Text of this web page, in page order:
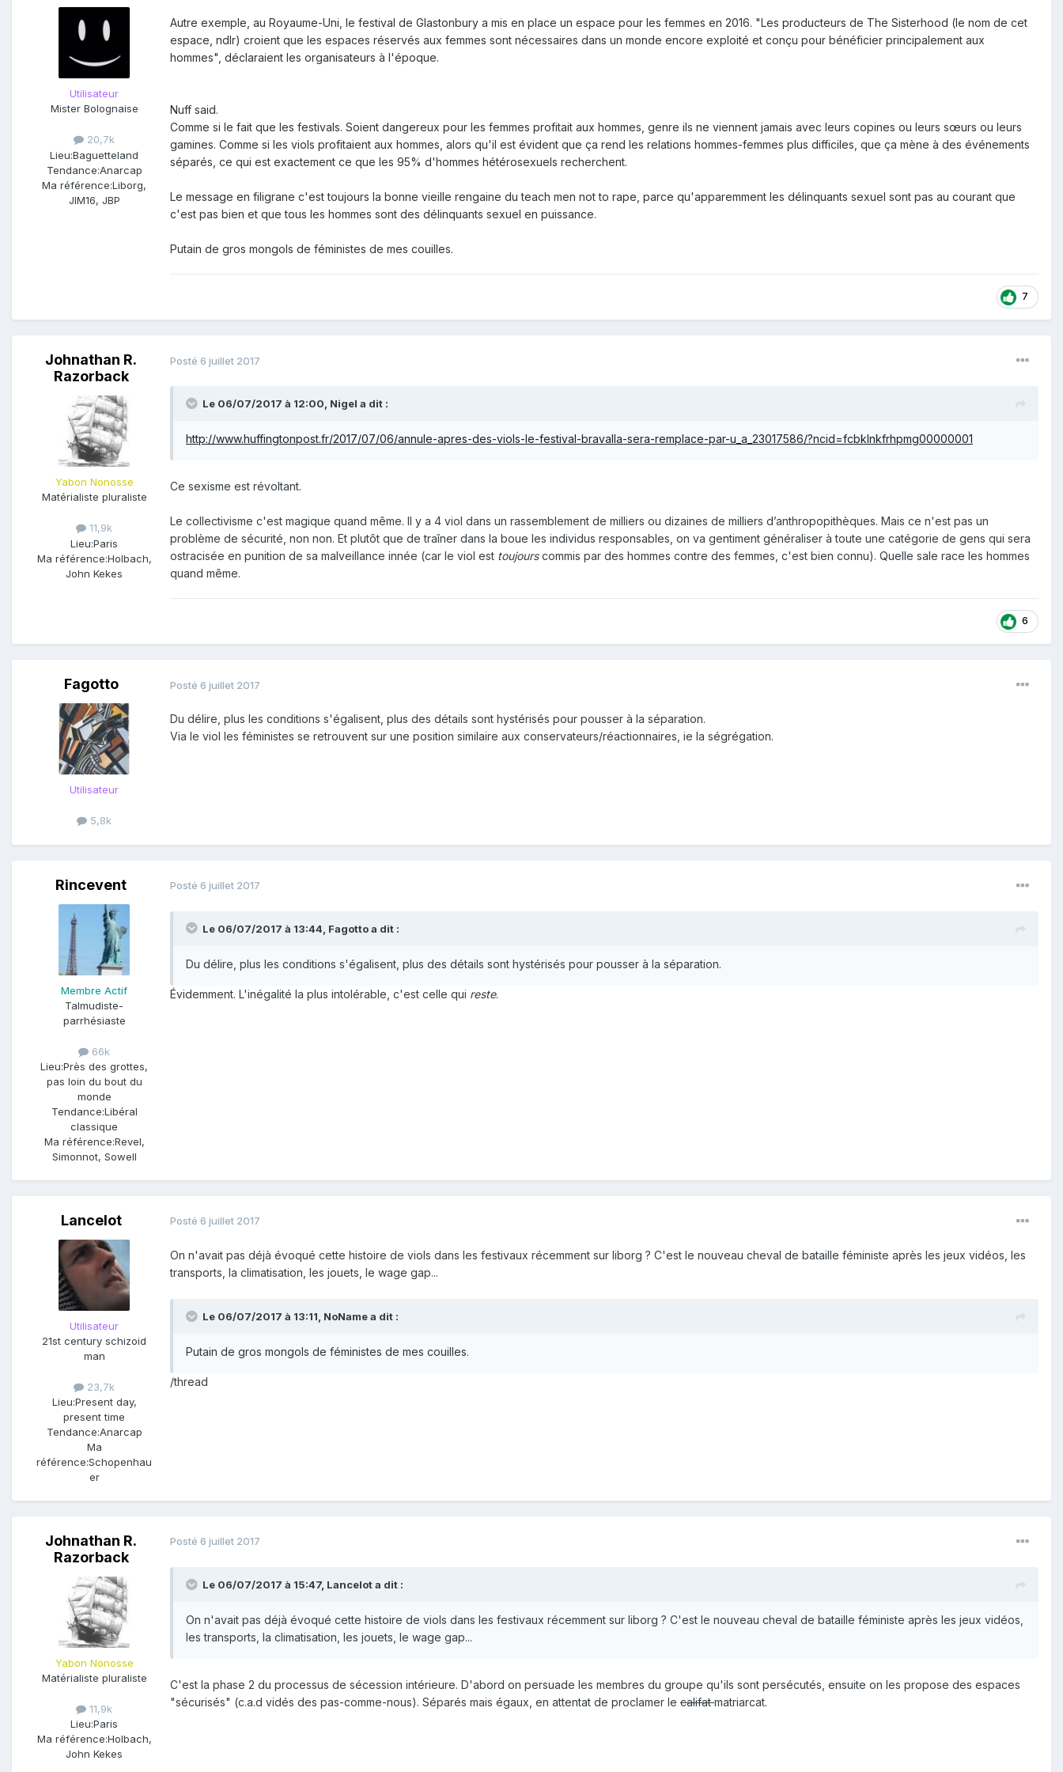
L'actrice a ensuite précisé sur Instagram qu'elle avait assez de soutien pour mettre en place sa proposition de festival non-mixte en 2018. Elle explique: "Le
premier festival de rock sans homme de Suède verra le jour l'été prochain. Dans les jours à venir, je rassemblerai un groupe solide d'organisateurs talentueux
Comme le rappelle le site d'information
festivals de musique britanniques ont organisé un "blackout" de leurs sites internet respectifs pendant 24 heures. Les internautes tombaient alors sur un
message, "#saferspacesatfestivals" ("des espaces plus sûrs dans les festivals"), un mot-clé de soutien à une campagne de sensibilisation à cette
problématique.
cet espace, ndlr) croient que les espaces réservés aux femmes sont nécessaires dans un monde encore exploité et conçu pour bénéficier principalement aux
hommes", déclaraient les organisateurs à l'époque.
controverse sur son traitement des artistes transgenres.
Utilisateur
Mister Bolognaise
20,7k
Lieu:Baguetteland
Tendance:Anarcap
Ma référence:Liborg,
JIM16, JBP
Autre exemple, au Royaume-Uni, le festival de Glastonbury a mis en place un espace pour les femmes en 2016. "Les producteurs de The Sisterhood (le nom de cet
espace, ndlr) croient que les espaces réservés aux femmes sont nécessaires dans un monde encore exploité et conçu pour bénéficier principalement aux
hommes", déclaraient les organisateurs à l'époque.
Nuff said.
Comme si le fait que les festivals. Soient dangereux pour les femmes profitait aux hommes, genre ils ne viennent jamais avec leurs copines ou leurs sœurs ou leurs
gamines. Comme si les viols profitaient aux hommes, alors qu'il est évident que ça rend les relations hommes-femmes plus difficiles, que ça mène à des événements
séparés, ce qui est exactement ce que les 95% d'hommes hétérosexuels recherchent.
Le message en filigrane c'est toujours la bonne vieille rengaine du teach men not to rape, parce qu'apparemment les délinquants sexuel sont pas au courant que
c'est pas bien et que tous les hommes sont des délinquants sexuel en puissance.
Putain de gros mongols de féministes de mes couilles.
7
Johnathan R.
Razorback
Yabon Nonosse
Matérialiste pluraliste
11,9k
Lieu:Paris
Ma référence:Holbach,
John Kekes
Posté 6 juillet 2017
Le 06/07/2017 à 12:00, Nigel a dit :
http://www.huffingtonpost.fr/2017/07/06/annule-apres-des-viols-le-festival-bravalla-sera-remplace-par-u_a_23017586/?ncid=fcbklnkfrhpmg00000001
Ce sexisme est révoltant.
Le collectivisme c'est magique quand même. Il y a 4 viol dans un rassemblement de milliers ou dizaines de milliers d’anthropopithèques. Mais ce n'est pas un
problème de sécurité, non non. Et plutôt que de traîner dans la boue les individus responsables, on va gentiment généraliser à toute une catégorie de gens qui sera
ostracisée en punition de sa malveillance innée (car le viol est toujourscommis par des hommes contre des femmes, c'est bien connu). Quelle sale race les hommes
quand même.
6
Fagotto
Utilisateur
5,8k
Posté 6 juillet 2017
Du délire, plus les conditions s'égalisent, plus des détails sont hystérisés pour pousser à la séparation.
Via le viol les féministes se retrouvent sur une position similaire aux conservateurs/réactionnaires, ie la ségrégation.
Rincevent
Membre Actif
Talmudiste-
parrhésiaste
66k
Lieu:Près des grottes,
pas loin du bout du
monde
Tendance:Libéral
classique
Ma référence:Revel,
Simonnot, Sowell
Posté 6 juillet 2017
Le 06/07/2017 à 13:44, Fagottoa dit :
Du délire, plus les conditions s'égalisent, plus des détails sont hystérisés pour pousser à la séparation.
Évidemment. L'inégalité la plus intolérable, c'est celle qui reste.
Lancelot
Utilisateur
21st century schizoid
man
23,7k
Lieu:Present day,
present time
Tendance:Anarcap
Ma
référence:Schopenhau
er
Posté 6 juillet 2017
On n'avait pas déjà évoqué cette histoire de viols dans les festivaux récemment sur liborg ? C'est le nouveau cheval de bataille féministe après les jeux vidéos, les
transports, la climatisation, les jouets, le wage gap...
Le 06/07/2017 à 13:11, NoNamea dit :
Putain de gros mongols de féministes de mes couilles.
/thread
Johnathan R.
Razorback
Yabon Nonosse
Matérialiste pluraliste
11,9k
Lieu:Paris
Ma référence:Holbach,
John Kekes
Posté 6 juillet 2017
Le 06/07/2017 à 15:47, Lancelota dit :
On n'avait pas déjà évoqué cette histoire de viols dans les festivaux récemment sur liborg ? C'est le nouveau cheval de bataille féministe après les jeux vidéos,
les transports, la climatisation, les jouets, le wage gap...
C'est la phase 2 du processus de sécession intérieure. D'abord on persuade les membres du groupe qu'ils sont persécutés, ensuite on les propose des espaces
"sécurisés" (c.a.d vidés des pas-comme-nous). Séparés mais égaux, en attentat de proclamer le califatmatriarcat.